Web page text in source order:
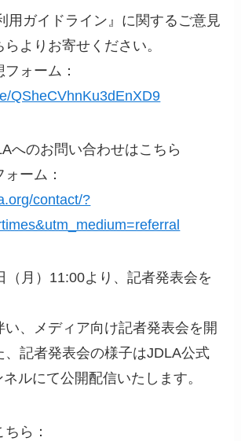
用ガイドライン』に関するご意見
よりお寄せください。
ォーム：
QSheCVhnKu3dEnXD9
へのお問い合わせはこちら
ーム：
contact/?
（月）11:00より、記者発表会を
い、メディア向け記者発表会を開
、記者発表会の様子はJDLA公式
ルにて公開配信いたします。
ら：